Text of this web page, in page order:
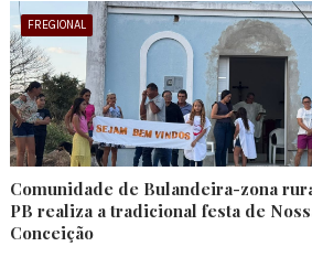
FREGIONAL
Comunidade de Bulandeira-zona
PB realiza a tradicional festa de
Conceição